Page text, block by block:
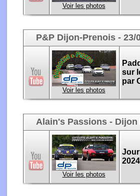
Voir les photos
P&P Dijon-Prenois - 23/
Voir les photos
sur
par
Alain's Passions - Dijon
Voir les photos